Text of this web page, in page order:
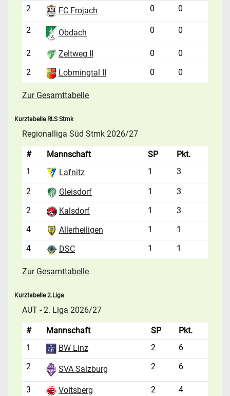
2
FC Frojach 0 0
2 Obdach 0 0
2 Zeltweg II 0
0
2
Lobmingtal II 0 0
Zur Gesamttabelle
Kurztabelle RLS Stmk
Regionalliga Süd Stmk 2026/27
# Mannschaft SP
Pkt.
1
Lafnitz 1 3
2 Gleisdorf 1
3
2
Kalsdorf 1
3
4
Allerheiligen 1
1
4
DSC 1 1
Zur Gesamttabelle
Kurztabelle 2.Liga
AUT - 2. Liga 2026/27
# Mannschaft SP
Pkt.
1
BW Linz 2
6
2
SVA Salzburg 2 6
3 Voitsberg 2
4